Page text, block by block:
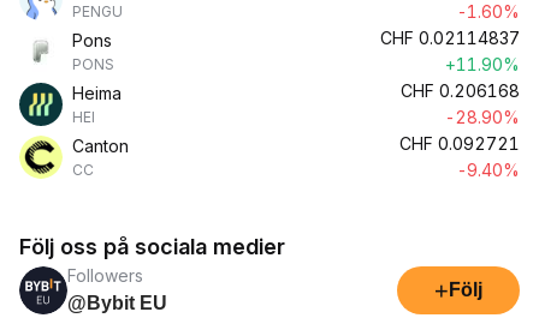
PENGU
-1.60%
Pons
PONS
CHF 0.02114837
+11.90%
Heima
HEI
CHF 0.206168
-28.90%
Canton
CC
CHF 0.092721
-9.40%
Följ oss på sociala medier
Followers
@Bybit EU
+ Följ